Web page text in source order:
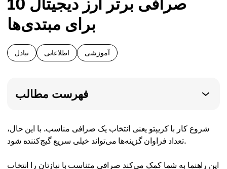
برای مبتدی‌ها
تبادل اطلاعاتی آموزشی
فهرست مطالب
شروع کار با کریپتو یعنی انتخاب یک صرافی مناسب. با این حال،
تعداد فراوان گزینه‌ها می‌تواند خیلی سریع گیج‌کننده شود.
این راهنما به شما کمک می‌کند صرافی متناسب با نیازتان را انتخاب